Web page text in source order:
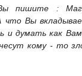
пишите :
что Вы
и думать как
кому - то